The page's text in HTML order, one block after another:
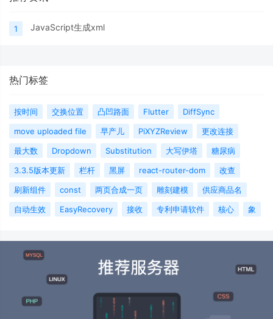
1 JavaScript生成xml
热门标签
按时间 交换位置 凸凹路面 Flutter
DiffSync
move uploaded file
早产儿 PiXYZReview
更改连接
最大数
Dropdown Substitution 大写伊塔
糖尿病
3.3.5版本更新
栏杆 黑屏 react-router-dom
改查
刷新组件
const 两页合成一页 雕刻建模
供应商品名
自动生效
EasyRecovery 接收 专利申请软件 核心 象